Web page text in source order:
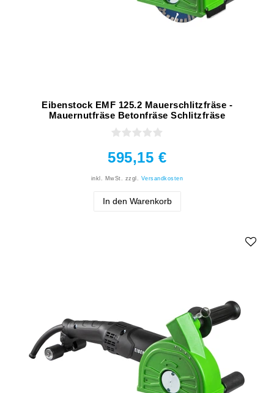
Eibenstock EMF 125.2 Mauerschlitzfräse -
Mauernutfräse Betonfräse Schlitzfräse
595,15 €
inkl. MwSt. zzgl. Versandkosten
In den Warenkorb